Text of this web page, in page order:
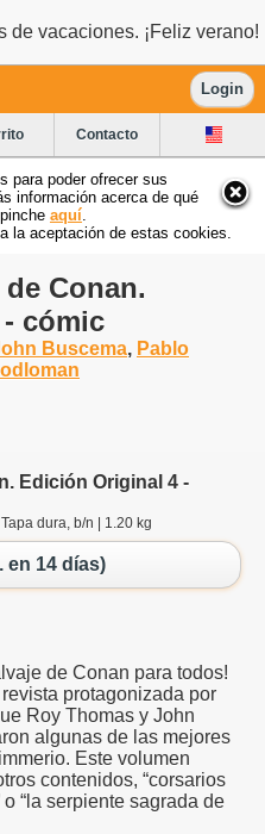
de vacaciones. ¡Feliz verano!
Login
Contacto
para poder ofrecer sus
información acerca de qué
aquí
la aceptación de estas cookies.
Conan.
cómic
Buscema, Pablo
Edición Original 4 -
dura, b/n | 1.20 kg
en 14 días)
de Conan para todos!
protagonizada por
Roy Thomas y John
algunas de las mejores
Este volumen
contenidos, “corsarios
o “la serpiente sagrada de